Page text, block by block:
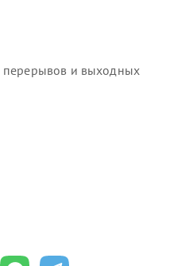
и выходных